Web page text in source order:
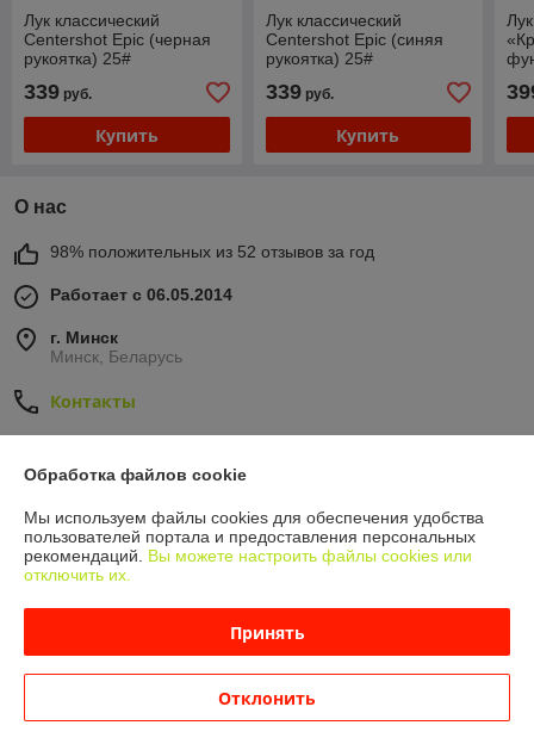
Лук классический
Centershot Epic (черная
рукоятка) 25#
339 руб.
Купить
Лук классический
Centershot Epic (синяя
рукоятка) 25#
339руб.
Купить
О нас
98% положительных из 52 отзывов за год
Работает с 06.05.2014
г. Минск
Минск, Беларусь
Контакты
Показать весь график работы
Отзывы о магазине
Очень плохо
Сделка подтверждена через корзину
Обработка файлов cookie
Мы используем файлы cookies для обеспечения удобства
пользователей портала и предоставления персональных
рекомендаций. Вы можете настроить файлы cookies или
отключить их.
Принять
Отклонить